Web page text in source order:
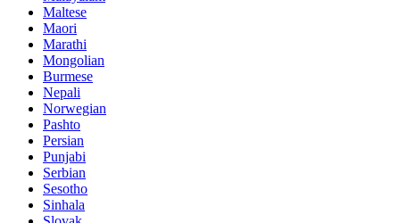
Maltese
Maori
Marathi
Mongolian
Burmese
Nepali
Norwegian
Pashto
Persian
Punjabi
Serbian
Sesotho
Sinhala